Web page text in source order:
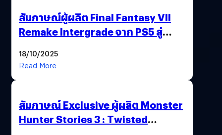
สัมภาษณ์ผู้ผลิต Final Fantasy VII
Remake Intergrade จาก PS5 สู่
18/10/2025
Read More
สัมภาษณ์ Exclusive ผู้ผลิต Monster
Hunter Stories 3 : Twisted